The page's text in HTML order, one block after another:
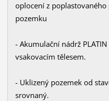
oplocení z
pozemku
- Akumulační nádrž
vsakovacím tělesem.
- Uklizený pozemek od
srovnaný.